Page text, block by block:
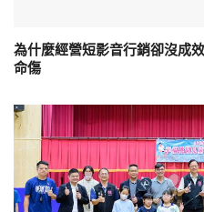
為什麼經營短影音行銷卻沒成
命傷